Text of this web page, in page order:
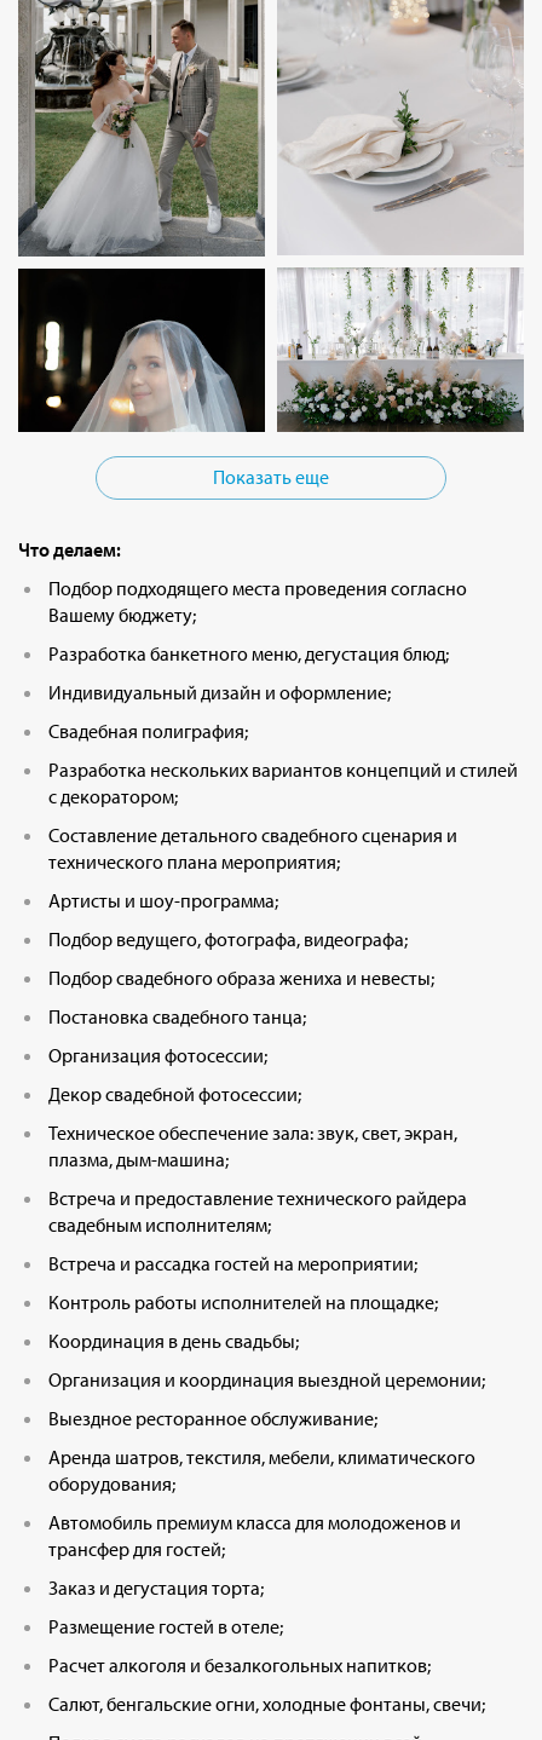
Показать еще
Что делаем:
Подбор подходящего места проведения согласно
Вашему бюджету;
Разработка банкетного меню, дегустация блюд;
Индивидуальный дизайн и оформление;
Свадебная полиграфия;
Разработка нескольких вариантов концепций и стилей
с декоратором;
Составление детального свадебного сценария и
технического плана мероприятия;
Артисты и шоу-программа;
Подбор ведущего, фотографа, видеографа;
Подбор свадебного образа жениха и невесты;
Постановка свадебного танца;
Организация фотосессии;
Декор свадебной фотосессии;
Техническое обеспечение зала: звук, свет, экран,
плазма, дым-машина;
Встреча и предоставление технического райдера
свадебным исполнителям;
Встреча и рассадка гостей на мероприятии;
Контроль работы исполнителей на площадке;
Координация в день свадьбы;
Организация и координация выездной церемонии;
Выездное ресторанное обслуживание;
Аренда шатров, текстиля, мебели, климатического
оборудования;
Автомобиль премиум класса для молодоженов и
трансфер для гостей;
Заказ и дегустация торта;
Размещение гостей в отеле;
Расчет алкоголя и безалкогольных напитков;
Салют, бенгальские огни, холодные фонтаны, свечи;